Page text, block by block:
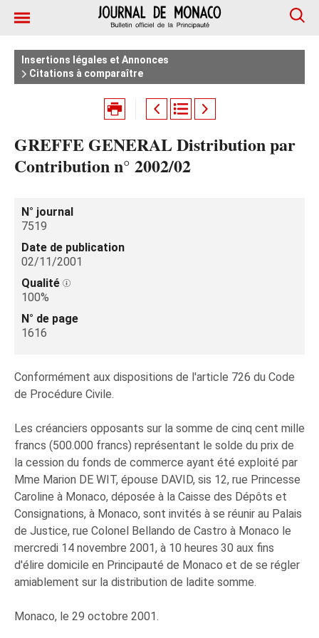
Insertions légales et Annonces
Citations à comparaître
GREFFE GENERAL Distribution par
Contribution n° 2002/02
N° journal
7519
Date de publication
02/11/2001
Qualité
100%
N° de page
1616
Conformément aux dispositions de l'article 726 du Code
de Procédure Civile.
Les créanciers opposants sur la somme de cinq cent mille
francs (500.000 francs) représentant le solde du prix de
la cession du fonds de commerce ayant été exploité par
Mme Marion DE WIT, épouse DAVID, sis 12, rue Princesse
Caroline à Monaco, déposée à la Caisse des Dépôts et
Consignations, à Monaco, sont invités à se réunir au Palais
de Justice, rue Colonel Bellando de Castro à Monaco le
mercredi 14 novembre 2001, à 10 heures 30 aux fins
d'élire domicile en Principauté de Monaco et de se régler
amiablement sur la distribution de ladite somme.
Monaco, le 29 octobre 2001.